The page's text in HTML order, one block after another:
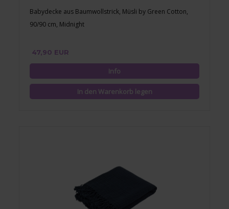
Babydecke aus Baumwollstrick, Müsli by Green Cotton,
90/90 cm, Midnight
47,90 EUR